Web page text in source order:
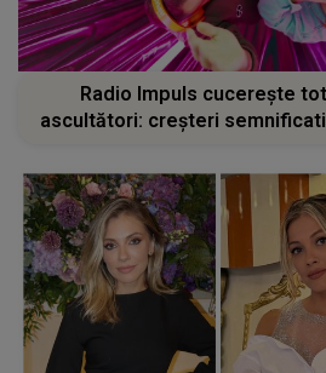
Radio Impuls cucerește
ascultători: creșteri